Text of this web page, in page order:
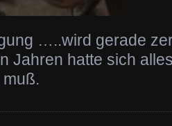
…..wird gerade
Jahren hatte sich